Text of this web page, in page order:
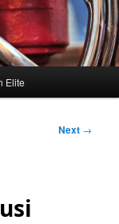
Elite
Next →